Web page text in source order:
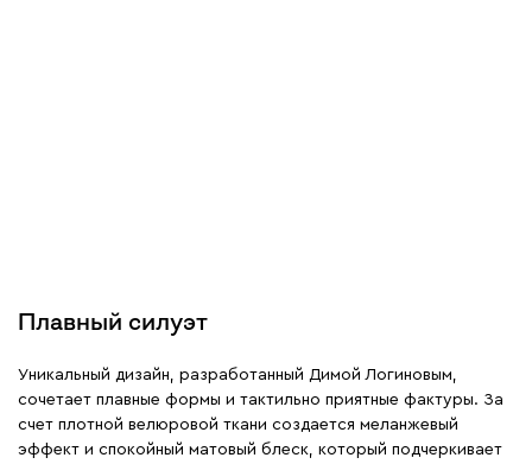
Плавный силуэт
Уникальный дизайн, разработанный Димой Логиновым,
сочетает плавные формы и тактильно приятные фактуры. За
счет плотной велюровой ткани создается меланжевый
эффект и спокойный матовый блеск, который подчеркивает